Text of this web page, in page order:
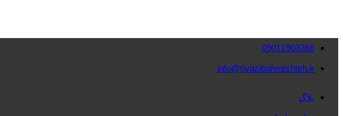
09011903266
info@riyazibafereshteh.ir
بلاگ